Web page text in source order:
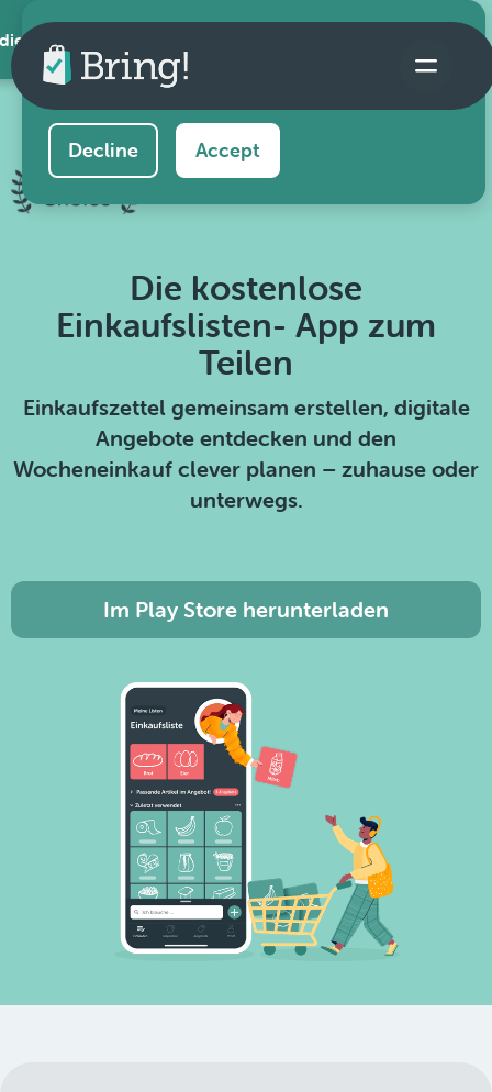
AppThis website uses cookies to ensure you get the
best experience on our website.
Decline Accept
Die kostenlose
Einkaufslisten- App zum
Teilen
Einkaufszettel gemeinsam erstellen, digitale
Angebote entdecken und den
Wocheneinkauf clever planen – zuhause oder
unterwegs.
Im Play Store herunterladen